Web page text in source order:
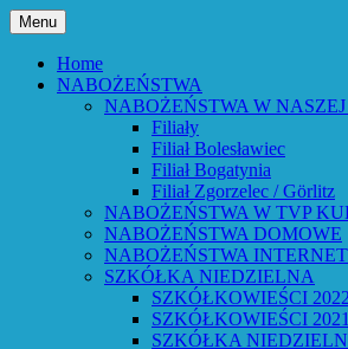
Przejdź
do
treściParafia
Menu
Home
NABOŻEŃSTWA
NABOŻEŃSTWA W
Filiały
Filiał Bolesławiec
Filiał Bogatynia
Filiał Zgorzelec / Görlitz
NABOŻEŃSTWA W TVP
NABOŻEŃSTWA DOMOWE
NABOŻEŃSTWA
SZKÓŁKA NIEDZIELNA
SZKÓŁKOWIEŚCI 2022
SZKÓŁKOWIEŚCI 2021
SZKÓŁKA